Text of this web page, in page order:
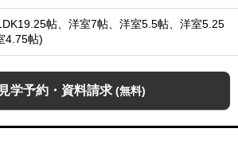
帖、洋室7帖、洋室5.5帖、洋室5.25
4.75帖)
見学予約・資料請求 (無料)